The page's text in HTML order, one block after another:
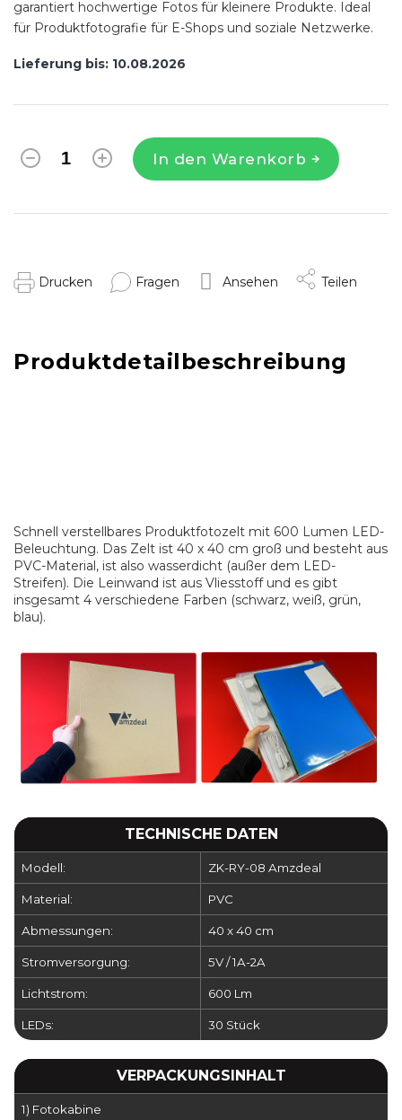
Lieferung bis: 10.08.2026
In den Warenkorb
garantiert hochwertige Fotos für kleinere Produkte. Ideal
für Produktfotografie für E-Shops und soziale Netzwerke.
Drucken Fragen Ansehen Teilen
Produktdetailbeschreibung
Schnell verstellbares Produktfotozelt mit 600 Lumen LED-
Beleuchtung. Das Zelt ist 40 x 40 cm groß und besteht aus
PVC-Material, ist also wasserdicht (außer dem LED-
Streifen). Die Leinwand ist aus Vliesstoff und es gibt
insgesamt 4 verschiedene Farben (schwarz, weiß, grün,
blau).
TECHNISCHE DATEN
Modell: ZK-RY-08 Amzdeal
Material: PVC
Abmessungen: 40 x 40 cm
Stromversorgung: 5V / 1A-2A
Lichtstrom: 600 Lm
LEDs: 30 Stück
VERPACKUNGSINHALT
1) Fotokabine